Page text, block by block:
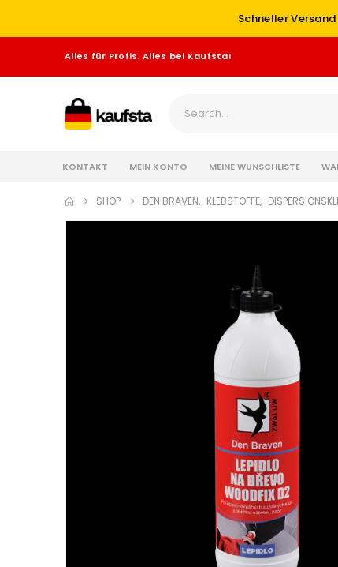
Schneller
Alles für Profis. Alles bei Kaufsta!
KONTAKT MEIN KONTO MEINE WUNSCHLISTE
SHOP DEN BRAVEN, KLEBSTOFFE,